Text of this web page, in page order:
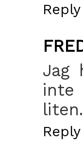
Reply
Jag
inte
liten.
Reply